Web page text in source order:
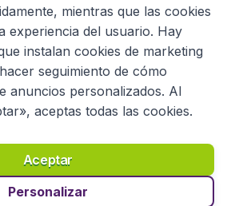
Privacidad
Copyright © 2026
mientras que las cookies
experiencia del usuario. Hay
instalan cookies de marketing
seguimiento de cómo
anuncios personalizados. Al
aceptas todas las cookies.
Aceptar
Personalizar